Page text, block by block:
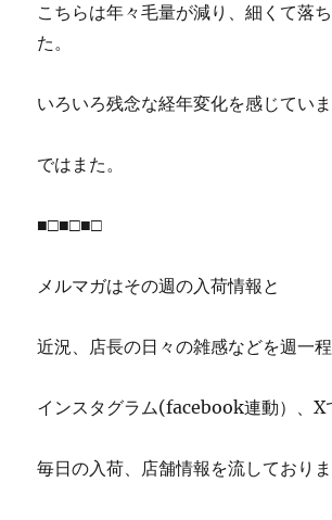
こちらは年々毛量が減り、細くて落
た。
いろいろ残念な経年変化を感じていま
ではまた。
■□■□■□
メルマガはその週の入荷情報と
近況、店長の日々の雑感などを週一程
インスタグラム(facebook連動）、X
毎日の入荷、店舗情報を流しておりま